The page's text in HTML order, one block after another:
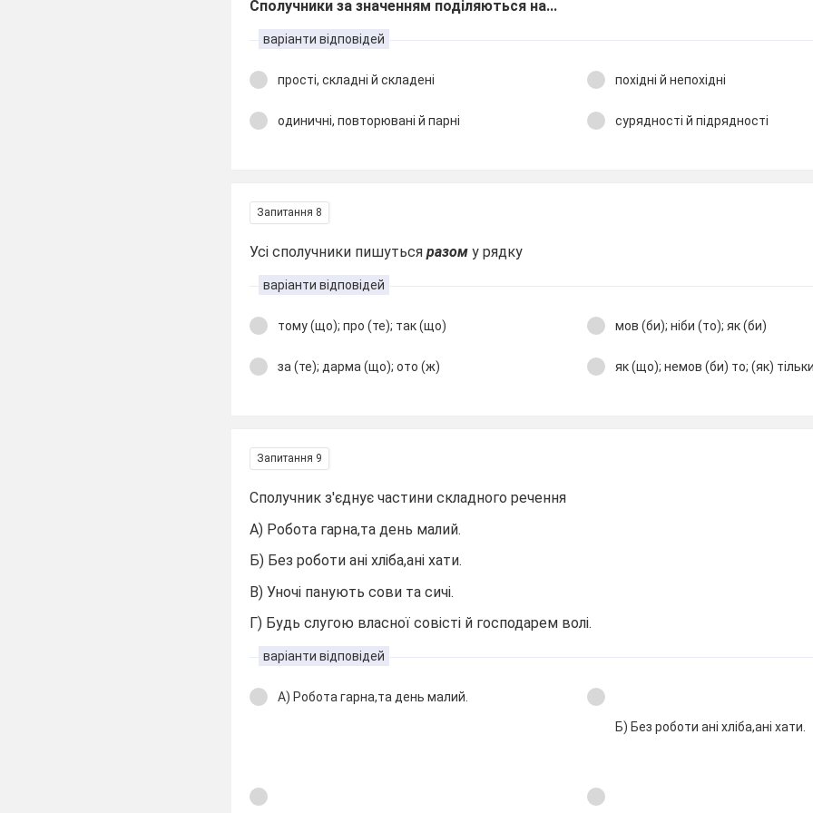
Сполучники за значенням поділяються на...
варіанти відповідей
прості, складні й складені похідні й непохідні
одиничні, повторювані й парні сурядності й підрядності
Запитання 8
Усі сполучники пишутьсяразому рядку
варіанти відповідей
тому (що); про (те); так (що) мов (би); ніби (то); як (би)
за (те); дарма (що); ото (ж) як (що); немов (би) то; (як)
Запитання 9
Сполучник з'єднує частини складного речення
А) Робота гарна,та день малий.
Б) Без роботи ані хліба,ані хати.
В) Уночі панують сови та сичі.
Г) Будь слугою власної совісті й господарем волі.
варіанти відповідей
А) Робота гарна,та день малий.
Б) Без роботи ані хліба,ані хати.